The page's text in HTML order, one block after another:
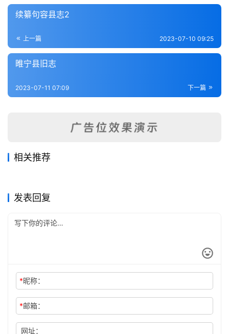
国
县
关
本
站
续纂句容县志2
上一篇 2023-07-10 09:25
睢宁县旧志
下一篇
2023-07-11 07:09
相关推荐
江苏省
发表回复
*昵称：
*邮箱：
网址：